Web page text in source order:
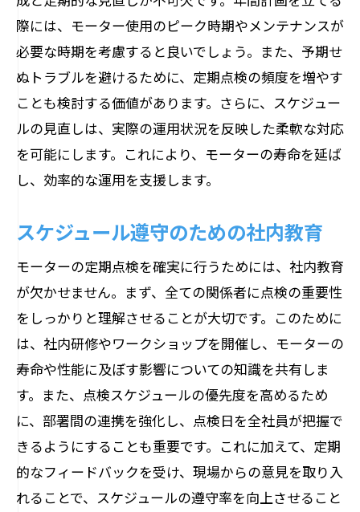
際には、モーター使用のピーク時期やメンテナンスが
必要な時期を考慮すると良いでしょう。また、予期せ
ぬトラブルを避けるために、定期点検の頻度を増やす
ことも検討する価値があります。さらに、スケジュー
ルの見直しは、実際の運用状況を反映した柔軟な対応
を可能にします。これにより、モーターの寿命を延ば
し、効率的な運用を支援します。
スケジュール遵守のための社内教育
モーターの定期点検を確実に行うためには、社内教育
が欠かせません。まず、全ての関係者に点検の重要性
をしっかりと理解させることが大切です。このために
は、社内研修やワークショップを開催し、モーターの
寿命や性能に及ぼす影響についての知識を共有しま
す。また、点検スケジュールの優先度を高めるため
に、部署間の連携を強化し、点検日を全社員が把握で
きるようにすることも重要です。これに加えて、定期
的なフィードバックを受け、現場からの意見を取り入
れることで、スケジュールの遵守率を向上させること